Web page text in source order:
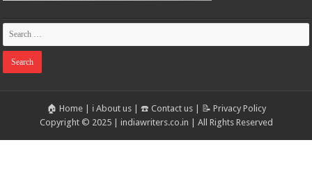
🏠 Home| ℹ️ About us| ☎️ Contact us| 📝 Privacy Policy
Copyright © 2025 | indiawriters.co.in | All Rights Reserved